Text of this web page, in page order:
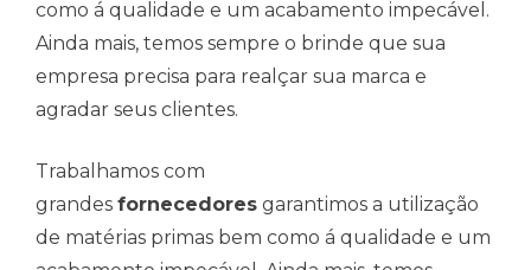
como á qualidade e um acabamento impecável.
Ainda mais, temos sempre o brinde que sua
empresa precisa para realçar sua marca e
agradar seus clientes.
Trabalhamos com
grandes fornecedores garantimos a utilização
de matérias primas bem como á qualidade e um